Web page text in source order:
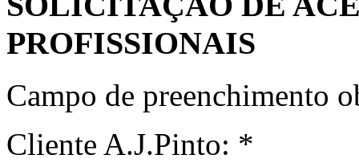
PROFISSIONAIS
Campo de preenchimento
Cliente A.J.Pinto: *